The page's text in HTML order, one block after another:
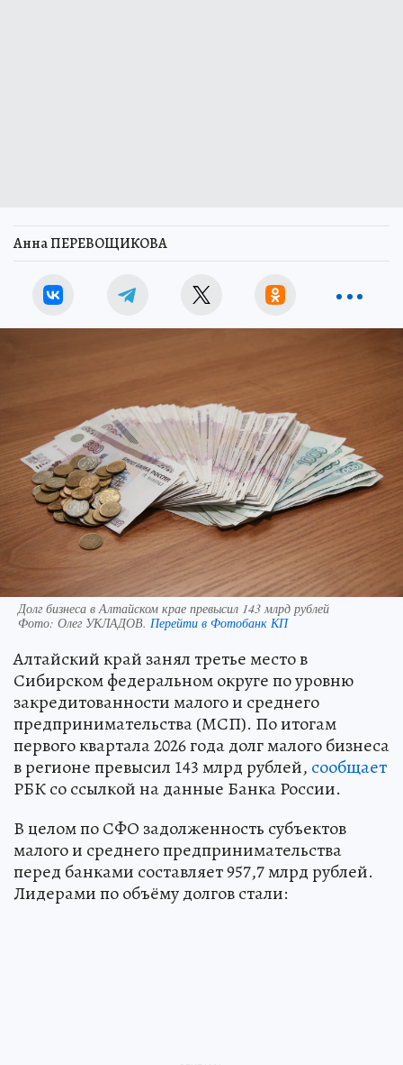
Анна ПЕРЕВОЩИКОВА
Долг бизнеса в Алтайском крае превысил 143 млрд рублей
Фото: Олег УКЛАДОВ. Перейти в Фотобанк КП
Алтайский край занял третье место в
Сибирском федеральном округе по уровню
закредитованности малого и среднего
предпринимательства (МСП). По итогам
первого квартала 2026 года долг малого бизнеса
в регионе превысил 143 млрд рублей, сообщает
РБК со ссылкой на данные Банка России.
В целом по СФО задолженность субъектов
малого и среднего предпринимательства
перед банками составляет 957,7 млрд рублей.
Лидерами по объёму долгов стали: